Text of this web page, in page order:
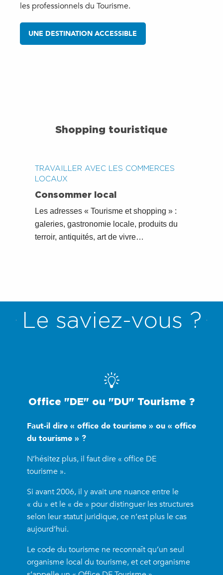
les professionnels du Tourisme.
UNE DESTINATION ACCESSIBLE
Shopping touristique
TRAVAILLER AVEC LES COMMERCES
LOCAUX
Consommer local
Les adresses « Tourisme et shopping » :
galeries, gastronomie locale, produits du
terroir, antiquités, art de vivre…
Le saviez-vous ?
Office "DE" ou "DU" Tourisme ?
Faut-il dire « office de tourisme » ou « office
du tourisme » ?
N’hésitez plus, il faut dire « office DE
tourisme ».
Si avant 2006, il y avait une nuance entre le
« du » et le « de » pour distinguer les structures
selon leur statut juridique, ce n’est plus le cas
aujourd’hui.
Le code du tourisme ne reconnaît qu’un seul
organisme local du tourisme, et cet organisme